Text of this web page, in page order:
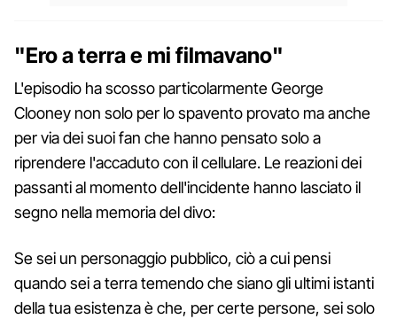
"Ero a terra e mi filmavano"
L'episodio ha scosso particolarmente George
Clooney non solo per lo spavento provato ma anche
per via dei suoi fan che hanno pensato solo a
riprendere l'accaduto con il cellulare. Le reazioni dei
passanti al momento dell'incidente hanno lasciato il
segno nella memoria del divo:
Se sei un personaggio pubblico, ciò a cui pensi
quando sei a terra temendo che siano gli ultimi istanti
della tua esistenza è che, per certe persone, sei solo